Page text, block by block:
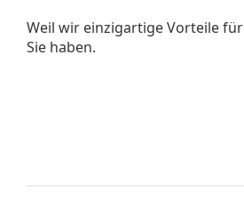
Weil wir einzigartige Vorteile für
Sie haben.